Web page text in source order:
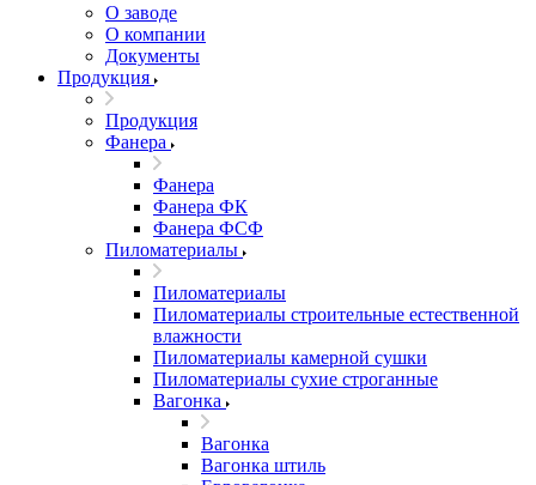
О заводе
О компании
Документы
Продукция
Продукция
Фанера
Фанера
Фанера ФК
Фанера ФСФ
Пиломатериалы
Пиломатериалы
Пиломатериалы строительные естественной
влажности
Пиломатериалы камерной сушки
Пиломатериалы сухие строганные
Вагонка
Вагонка
Вагонка штиль